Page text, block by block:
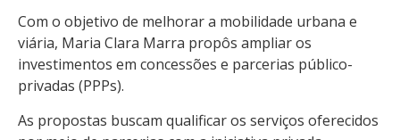
Com o objetivo de melhorar a mobilidade urbana e
viária, Maria Clara Marra propôs ampliar os
investimentos em concessões e parcerias público-
privadas (PPPs).
As propostas buscam qualificar os serviços oferecidos